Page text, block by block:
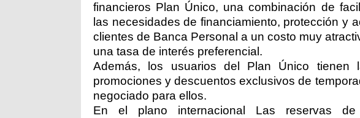
financieros Plan Único, una combinación de
las necesidades de financiamiento, protección y
clientes de Banca Personal a un costo muy
una tasa de interés preferencial.
Además, los usuarios del Plan Único tienen
promociones y descuentos exclusivos de
negociado para ellos.
En el plano internacional Las reservas